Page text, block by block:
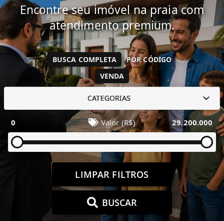
Encontre seu imóvel na praia com
atendimento premium.
VENDA
BUSCA COMPLETA POR CÓDIGO
CATEGORIAS
0 Valor (R$) 29.200.000
LIMPAR FILTROS
BUSCAR